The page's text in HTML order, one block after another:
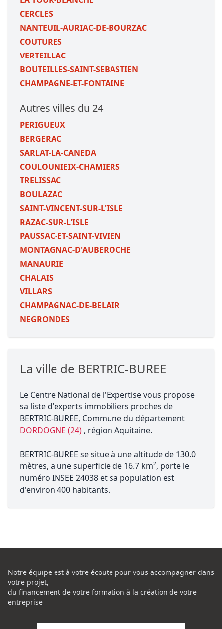
CERCLES
NANTEUIL-AURIAC-DE-BOURZAC
COUTURES
VERTEILLAC
BOUTEILLES-SAINT-SEBASTIEN
CHAMPAGNE-ET-FONTAINE
Autres villes du 24
PERIGUEUX
BERGERAC
SARLAT-LA-CANEDA
COULOUNIEIX-CHAMIERS
TRELISSAC
BOULAZAC
SAINT-VINCENT-SUR-L'ISLE
RAZAC-SUR-L'ISLE
PAUSSAC-ET-SAINT-VIVIEN
MONTAGNAC-D'AUBEROCHE
MANAURIE
CHALAIS
VILLARS
CHAMPAGNAC-DE-BELAIR
NEGRONDES
La ville de BERTRIC-BUREE
Le Centre National de l'Expertise vous propose
sa liste d'experts immobiliers proches de
BERTRIC-BUREE, Commune du département
DORDOGNE (24) , région Aquitaine.
BERTRIC-BUREE se situe à une altitude de 130.0
mètres, a une superficie de 16.7 km², porte le
numéro INSEE 24038 et sa population est
d'environ 400 habitants.
Notre équipe est à votre écoute pour vous accompagner dans
votre projet,
du financement de votre formation à la création de votre
entreprise